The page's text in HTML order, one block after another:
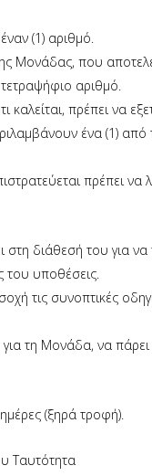
(1) αριθμό.
Μονάδας, που
αριθμό.
καλείται, πρέπει να
ένα (1)
πρέπει να
διάθεσή του για να
του υποθέσεις.
τις συνοπτικές
τη Μονάδα, να πάρει
(ξηρά τροφή).
Ταυτότητα